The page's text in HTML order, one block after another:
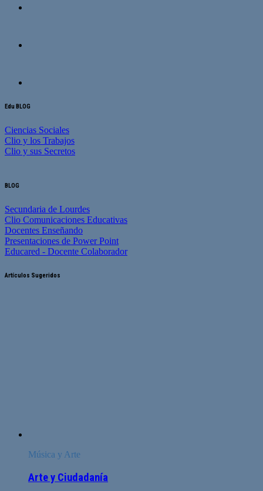
Edu BLOG
Ciencias Sociales
Clio y los Trabajos
Clio y sus Secretos
BLOG
Secundaria de Lourdes
Clio Comunicaciones Educativas
Docentes Enseñando
Presentaciones de Power Point
Educared - Docente Colaborador
Artículos Sugeridos
Música y Arte
Arte y Ciudadanía